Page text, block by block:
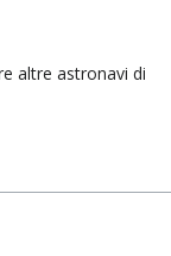
altre astronavi di